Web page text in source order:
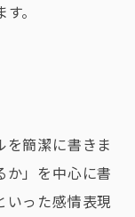
。
を簡潔に書きま
か」を中心に書
いった感情表現